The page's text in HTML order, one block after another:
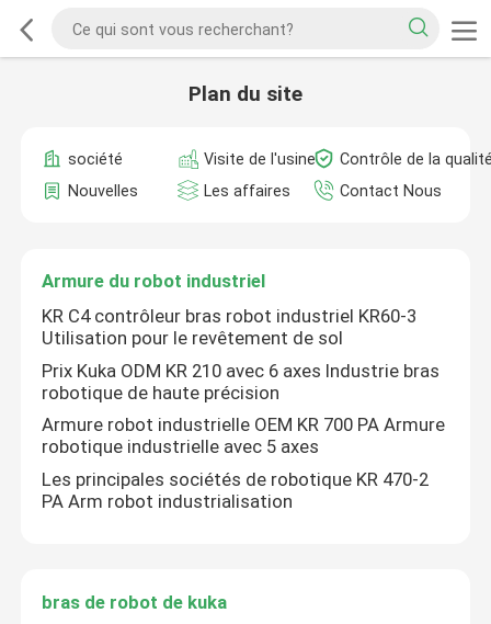
Plan du site
société Visite de l'usine
Contrôle de la
Nouvelles
Les affaires Contact Nous
Armure du robot industriel
KR C4 contrôleur bras robot industriel KR60-3
Utilisation pour le revêtement de sol
Prix Kuka ODM KR 210 avec 6 axes Industrie bras
robotique de haute précision
Armure robot industrielle OEM KR 700 PA Armure
robotique industrielle avec 5 axes
Les principales sociétés de robotique KR 470-2
PA Arm robot industrialisation
bras de robot de kuka